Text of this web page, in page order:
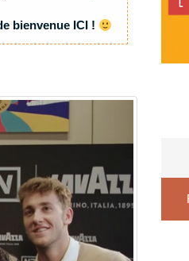
bienvenue ICI !